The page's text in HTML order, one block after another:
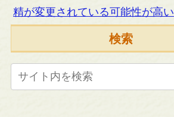
精が変更されている可能性が高い
検索